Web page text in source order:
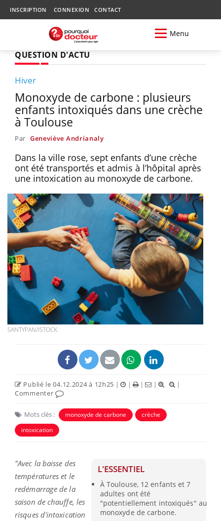
INSCRIPTION CONNEXION CONTACT
Menu
QUESTION D'ACTU
Hiver
Monoxyde de carbone : plusieurs
enfants intoxiqués dans une crèche
à Toulouse
Par Geneviève Andrianaly
Dans la ville rose, sept enfants d’une crèche
ont été transportés et admis à l’hôpital après
une intoxication au monoxyde de carbone.
SANTYPAN/ISTOCK
Publié le 04.12.2024 à 12h25 | | | |
|
Commenter
Mots clés : monoxyde de carbone
crèche
intoxication
L'ESSENTIEL
À Toulouse, 12 enfants et 7
adultes ont été
"potentiellement intoxiqués" au
monoxyde de carbone.
"Avec la baisse des
températures et le
redémarrage de la
saison de chauffe, les
risques d'intoxication